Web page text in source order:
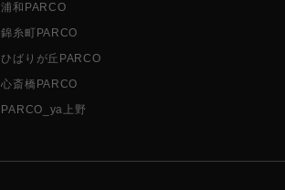
浦和PARCO
錦糸町PARCO
ひばりが丘PARCO
心斎橋PARCO
PARCO_ya上野